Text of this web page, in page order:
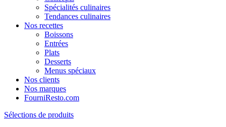
Spécialités culinaires
Tendances culinaires
Nos recettes
Boissons
Entrées
Plats
Desserts
Menus spéciaux
Nos clients
Nos marques
FourniResto.com
Sélections de produits